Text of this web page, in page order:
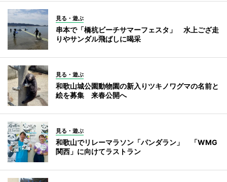
見る・遊ぶ
串本で「橋杭ビーチサマーフェスタ」 水上ござ走
りやサンダル飛ばしに喝采
見る・遊ぶ
和歌山城公園動物園の新入りツキノワグマの名前と
絵を募集 来春公開へ
見る・遊ぶ
和歌山でリレーマラソン「パンダラン」 「WMG
関西」に向けてラストラン